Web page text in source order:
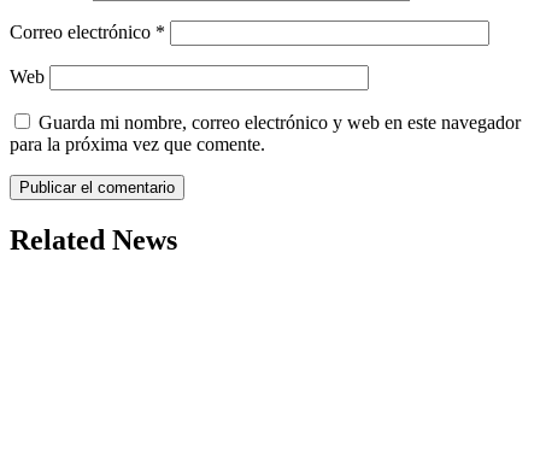
Correo electrónico *
Web
Guarda mi nombre, correo electrónico y web en este navegador
para la próxima vez que comente.
Related News